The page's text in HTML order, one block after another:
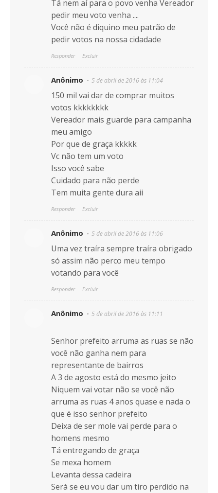
Tá nem aí para o povo venha Vereador
pedir meu voto venha ....
Você não é diquino meu patrão de
pedir votos na nossa cidadade
Responder Excluir
Anônimo 5 de abril de 2016 às 11:04
150 mil vai dar de comprar muitos
votos kkkkkkkk
Vereador mais guarde para campanha
meu amigo
Por que de graça kkkkk
Vc não tem um voto
Isso você sabe
Cuidado para não perde
Tem muita gente dura aii
Responder Excluir
Anônimo 5 de abril de 2016 às 11:06
Uma vez traíra sempre traíra obrigado
só assim não perco meu tempo
votando para você
Responder Excluir
Anônimo 5 de abril de 2016 às 11:11
Senhor prefeito arruma as ruas se não
você não ganha nem para
representante de bairros
A 3 de agosto está do mesmo jeito
Niquem vai votar não se você não
arruma as ruas 4 anos quase e nada o
que é isso senhor prefeito
Deixa de ser mole vai perde para o
homens mesmo
Tá entregando de graça
Se mexa homem
Levanta dessa cadeira
Será se eu vou dar um tiro perdido na